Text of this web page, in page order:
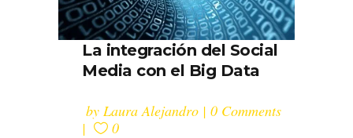
La integración del Social
Media con el Big Data
by Laura Alejandro
0 Comments
0